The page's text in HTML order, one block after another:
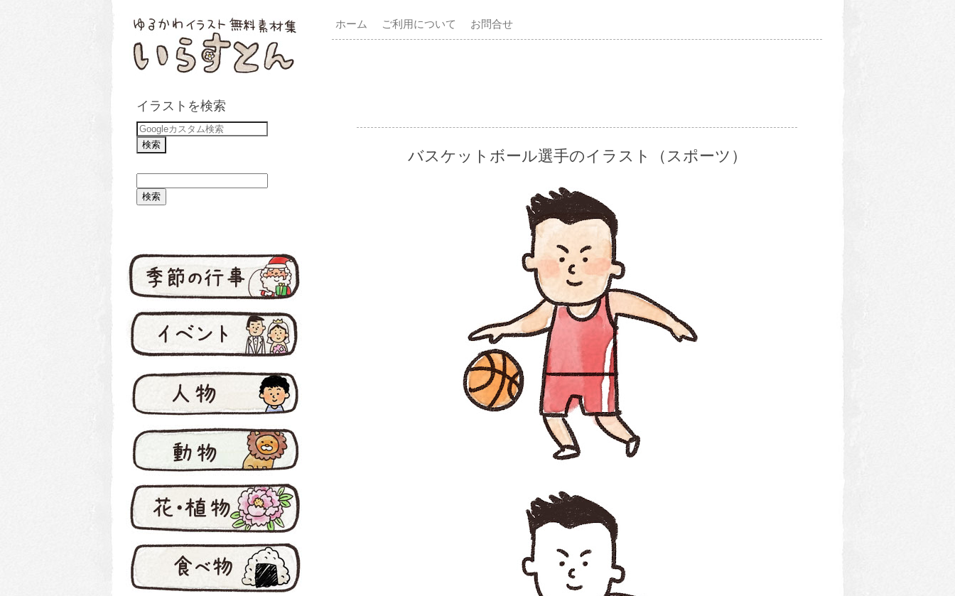
イラストを検索
ホーム ご利用について お問合せ
バスケットボール選手のイラスト（スポーツ）